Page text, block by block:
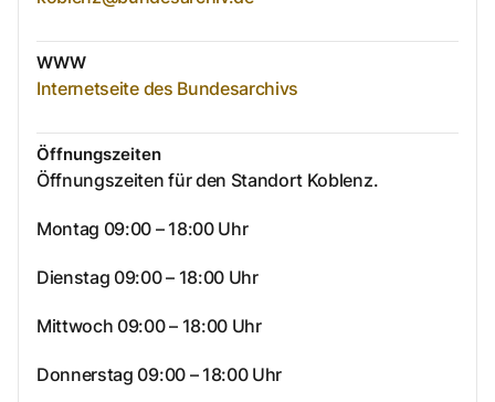
WWW
Internetseite des Bundesarchivs
Öffnungszeiten
Öffnungszeiten für den Standort Koblenz.
Montag 09:00 – 18:00 Uhr
Dienstag 09:00 – 18:00 Uhr
Mittwoch 09:00 – 18:00 Uhr
Donnerstag 09:00 – 18:00 Uhr